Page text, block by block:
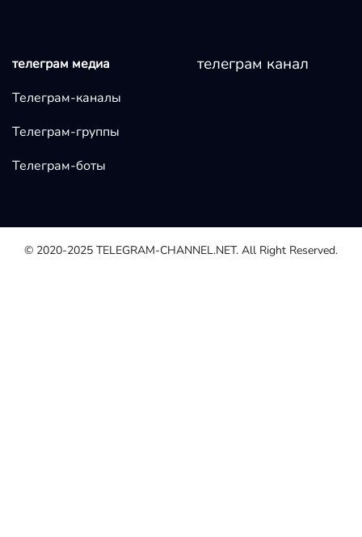
телеграм медиа
Телеграм-каналы
Телеграм-группы
Телеграм-боты
телеграм канал
© 2020-2025 TELEGRAM-CHANNEL.NET. All Right Reserved.